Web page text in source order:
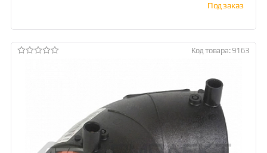
Под заказ
Код товара: 9163